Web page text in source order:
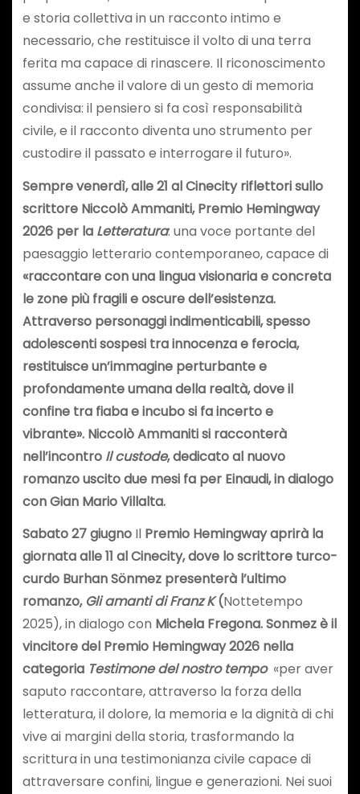
e storia collettiva in un racconto intimo e
necessario, che restituisce il volto di una terra
ferita ma capace di rinascere. Il riconoscimento
assume anche il valore di un gesto di memoria
condivisa: il pensiero si fa così responsabilità
civile, e il racconto diventa uno strumento per
custodire il passato e interrogare il futuro».
Sempre venerdì, alle 21 al Cinecity riflettori sullo
scrittore Niccolò Ammaniti, Premio Hemingway
2026 per la Letteratura: una voce portante del
paesaggio letterario contemporaneo, capace di
«raccontare con una lingua visionaria e concreta
le zone più fragili e oscure dell’esistenza.
Attraverso personaggi indimenticabili, spesso
adolescenti sospesi tra innocenza e ferocia,
restituisce un’immagine perturbante e
profondamente umana della realtà, dove il
confine tra fiaba e incubo si fa incerto e
vibrante». Niccolò Ammaniti si racconterà
nell’incontro Il custode, dedicato al nuovo
romanzo uscito due mesi fa per Einaudi, in dialogo
con Gian Mario Villalta.
Sabato 27 giugno Il Premio Hemingway aprirà la
giornata alle 11 al Cinecity, dove lo scrittore turco-
curdo Burhan Sönmez presenterà l’ultimo
romanzo, Gli amanti di Franz K(Nottetempo
2025), in dialogo con Michela Fregona. Sonmez è il
vincitore del Premio Hemingway 2026 nella
categoria Testimone del nostro tempo «per aver
saputo raccontare, attraverso la forza della
letteratura, il dolore, la memoria e la dignità di chi
vive ai margini della storia, trasformando la
scrittura in una testimonianza civile capace di
attraversare confini, lingue e generazioni. Nei suoi